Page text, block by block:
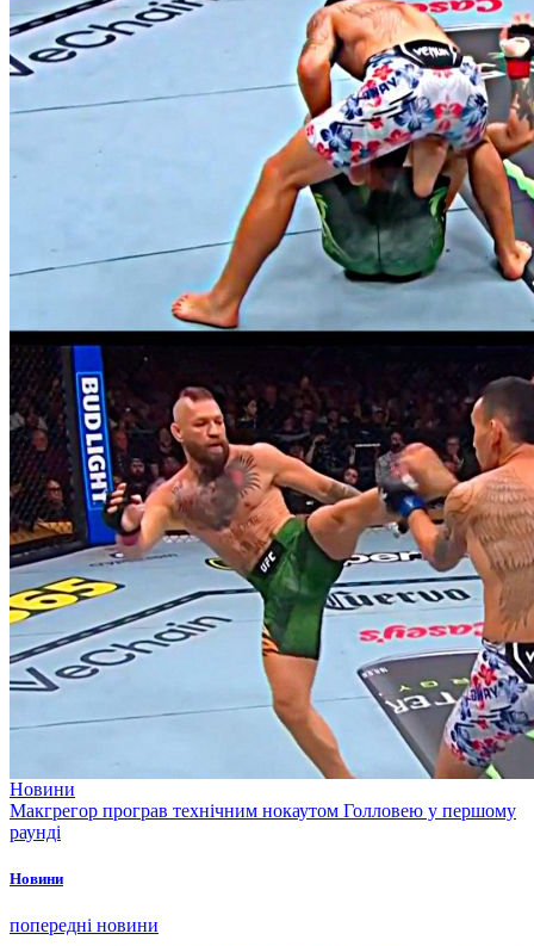
Новини
Макгрегор програв технічним нокаутом Голловею у першому
раунді
Новини
попередні новини